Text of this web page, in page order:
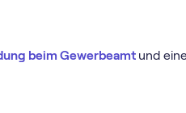
beim Gewerbeamt und